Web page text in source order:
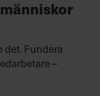
det. Fundera
–